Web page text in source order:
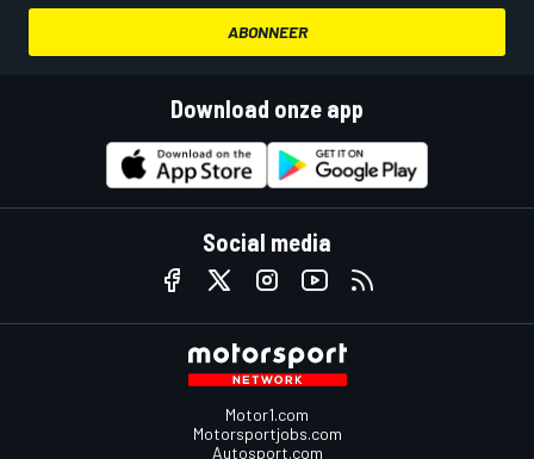
ABONNEER
Download onze app
Social media
Motor1.com
Motorsportjobs.com
Autosport.com